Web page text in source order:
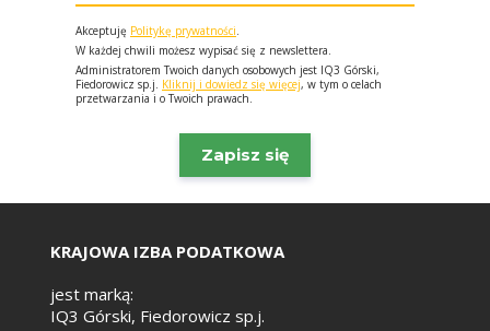
*
Akceptuję Politykę prywatności.
W każdej chwili możesz wypisać się z newslettera.
Administratorem Twoich danych osobowych jest IQ3 Górski,
Fiedorowicz sp.j. Kliknij i dowiedz się więcej, w tym o celach
przetwarzania i o Twoich prawach.
KRAJOWA IZBA PODATKOWA
jest marką:
IQ3 Górski, Fiedorowicz sp.j.